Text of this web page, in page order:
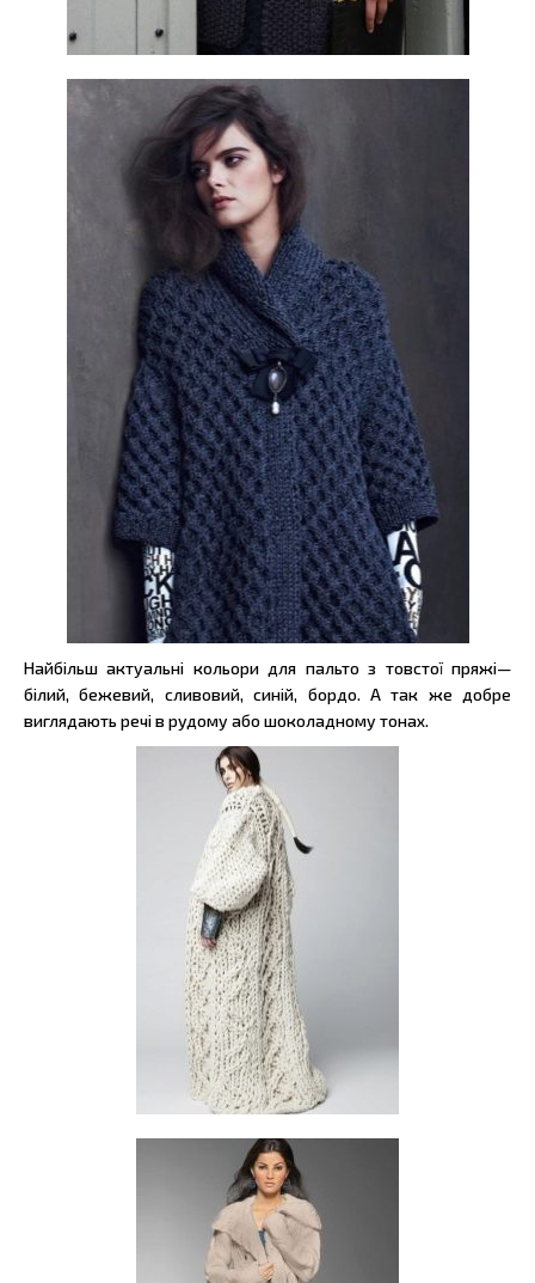
Найбільш актуальні кольори для пальто з товстої пряжі—
білий, бежевий, сливовий, синій, бордо. А так же добре
виглядають речі в рудому або шоколадному тонах.